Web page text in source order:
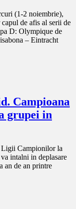
(1-2 noiembrie),
de afis al serii de
D: Olympique de
– Eintracht
Campioana
grupei in
Ligii Campionilor la
intalni in deplasare
an de an printre